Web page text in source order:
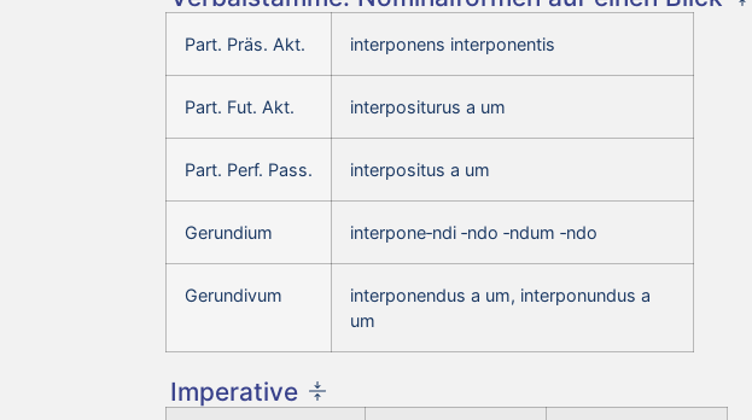
Part. Präs. Akt. interponens interponentis
Part. Fut. Akt. interpositurus a um
Part. Perf. Pass. interpositus a um
Gerundium interpone‑ndi ‑ndo ‑ndum ‑ndo
Gerundivum
interponendus a um, interponundus a
um
Imperative